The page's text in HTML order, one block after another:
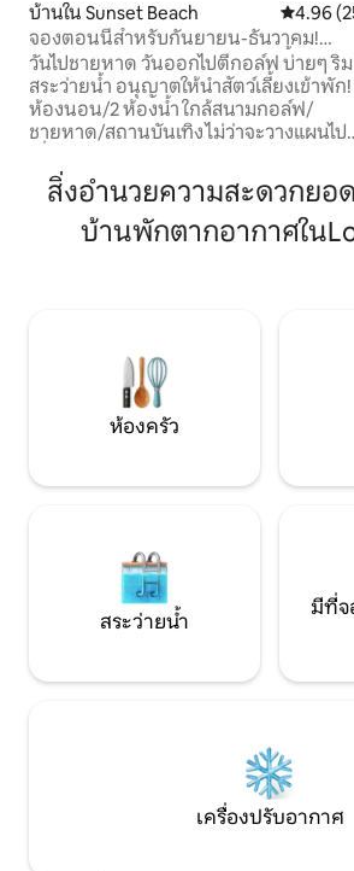
บ้านใน Sunset Beach คะแนนเฉ
4.96
จองตอนนี้สำหรับกันยายน-ธันวาคม!
ส่วนลดรายเดือน เหมาะกับสัตว์เลี้ยง
วันไปชายหาด วันออกไปตีกอล์ฟ บ่ายๆ ริม
สระว่ายน้ำ อนุญาตให้นำสัตว์เลี้ยงเข้าพัก! 3
ห้องนอน/2 ห้องน้ำ ใกล้สนามกอล์ฟ/
ชายหาด/สถานบันเทิง ไม่ว่าจะวางแผนไป
พักระยะยาวระหว่างย้ายถิ่นหรือสร้างบ้าน
ที่พักแห่งนี้มีพื้นที่และความสะดวกสบายให้
คุณเข้าพักและเพลิดเพลินกับบริเวณนี้ ยินดี
ต้อนรับสู่คอรัลเบย์! ที่พักโบโฮชิคแห่งใหม่นี้
หลังคาให้ผ่อนคลาย คุณจะได้รับความ
สะดวกสบายเหมือนอยู่บ้าน
สิ่งอำนวยความสะดวกยอ
บ้านพักตากอากาศใน
ห้องครัว
สระว่ายน้ำ
มีที่จ
เครื่องปรับอากาศ